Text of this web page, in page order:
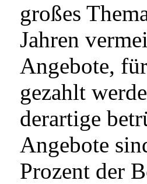
großes
Jahren
Angebote,
gezahlt
derartige
Angebote
Prozent der